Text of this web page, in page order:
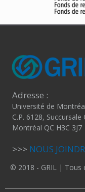
Adresse :
Université de
C.P. 6128, Succursale
Montréal QC H3C 3J7
>>> NOUS
© 2018 - GRIL | Tous